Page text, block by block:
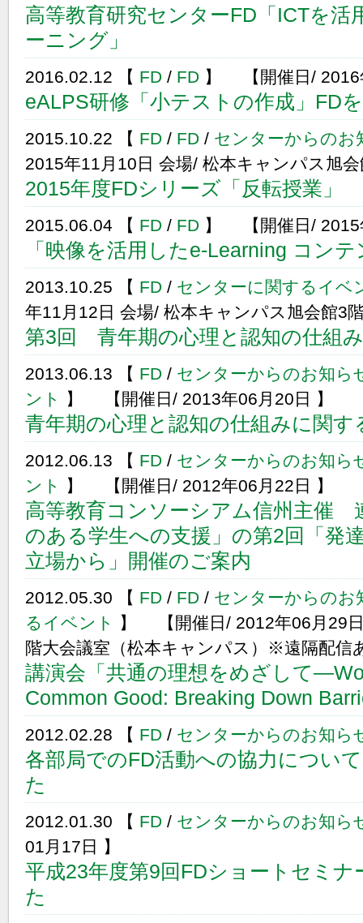
高等教育研究センターFD「ICTを活
ーニング」
2016.02.12 【 FD / FD 】 【開催日/ 2016
eALPS研修「小テストの作成」FD
2015.10.22 【 FD / FD / センターからの
2015年11月10日 会場/ 松本キャンパス旭
2015年度FDシリーズ「反転授業」
2015.06.04 【 FD / FD 】 【開催日/ 2015
「映像を活用したe-Learning コン
2013.10.25 【 FD / センターに関するイベ
年11月12日 会場/ 松本キャンパス旭会館3
第3回 青年期の心理と認知の仕組
2013.06.13 【 FD / センターからのお知ら
ント
】 【開催日/ 2013年06月20日 】
青年期の心理と認知の仕組みに関す
2012.06.13 【 FD / センターからのお知ら
ント
】 【開催日/ 2012年06月22日 】
高等教育コンソーシアム信州主催
のある学生への支援」の第2回「発
立場から」開催のご案内
2012.05.30 【 FD / FD / センターからの
るイベント
】 【開催日/ 2012年06月29
階大会議室（松本キャンパス）※遠隔配信
講演会「共通の理想をめざして
Common Good: Breaking Down
2012.02.28 【 FD / センターからのお知ら
各部局でのFD活動への協力につい
た
2012.01.30 【 FD / センターからのお知ら
01月17日 】
平成23年度第9回FDショートセミ
た